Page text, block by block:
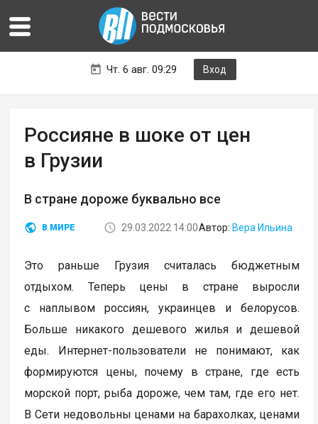
Чт. 6 авг. 09:29 Вход
Россияне в шоке от цен
в Грузии
В стране дороже буквально все
В МИРЕ 29.03.2022 14:00Автор: Вера Ильина
Это раньше Грузия считалась бюджетным
отдыхом. Теперь цены в стране выросли
с наплывом россиян, украинцев и белорусов.
Больше никакого дешевого жилья и дешевой
еды. Интернет-пользователи не понимают, как
формируются цены, почему в стране, где есть
морской порт, рыба дороже, чем там, где его нет.
В Сети недовольны ценами на барахолках, ценами